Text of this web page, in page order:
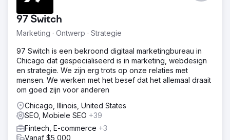
Resultaat
een lokale marktleider. De website domineert nu de
waardevolle zoekwoorden met betrekking tot ramen in
Chicago. Als direct gevolg hiervan genereert de klant
momenteel honderden gekwalificeerde leads per maand,
uitsluitend via organisch verkeer. We hebben hen
succesvol van nul zichtbaarheid naar een van de best
scorende websites in de regio gebracht.
Naar bureaupagina
97 Switch
Marketing · Ontwerp · Strategie
97 Switch is een bekroond digitaal marketingbureau in
Chicago dat gespecialiseerd is in marketing, webdesign
en strategie. We zijn erg trots op onze relaties met
mensen. We werken met het besef dat het allemaal draait
om goed zijn voor anderen
Chicago, Illinois, United States
SEO, Mobiele SEO +39
Fintech, E-commerce +3
Vanaf $5,000